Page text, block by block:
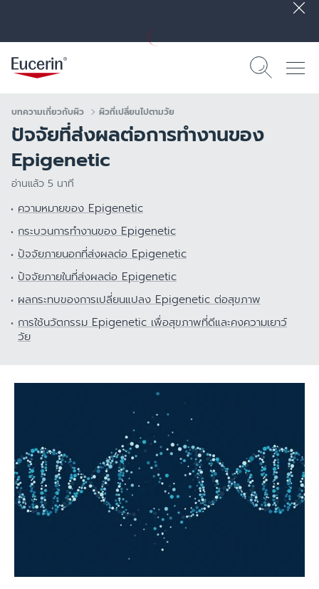
บทความเกี่ยวกับผิว ผิวที่เปลี่ยนไปตามวัย
ปัจจัยที่ส่งผลต่อการทำงานของ
Epigenetic
อ่านแล้ว 5 นาที
ความหมายของ Epigenetic
กระบวนการทำงานของ Epigenetic
ปัจจัยภายนอกที่ส่งผลต่อ Epigenetic
ปัจจัยภายในที่ส่งผลต่อ Epigenetic
ผลกระทบของการเปลี่ยนแปลง Epigenetic ต่อสุขภาพ
การใช้นวัตกรรม Epigenetic เพื่อสุขภาพที่ดีและคงความเยาว์
วัย